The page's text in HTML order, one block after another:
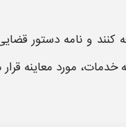
و نامه دستور
خدمات، مورد معاینه